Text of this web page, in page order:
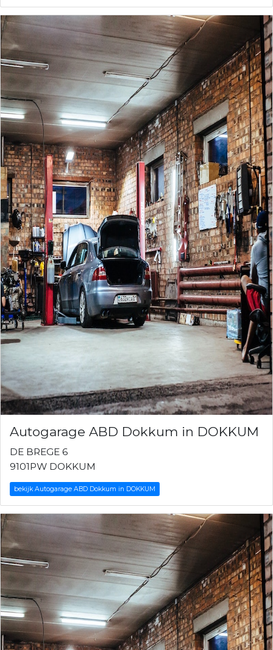
Autogarage ABD Dokkum in DOKKUM
DE BREGE 6
9101PW DOKKUM
bekijk Autogarage ABD Dokkum in DOKKUM